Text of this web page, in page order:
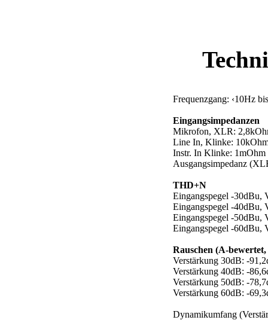
Frequenzgang: ‹10Hz
Eingangsimpedanzen
Mikrofon, XLR:
Line In, Klinke:
Instr. In Klinke: 1mOhm
Ausgangsimpedanz
THD+N
Eingangspegel -30dBu,
Eingangspegel -40dBu,
Eingangspegel -50dBu,
Eingangspegel -60dBu,
Rauschen (A-
Verstärkung 30dB: -
Verstärkung 40dB: -
Verstärkung 50dB: -
Verstärkung 60dB: -
Dynamikumfang